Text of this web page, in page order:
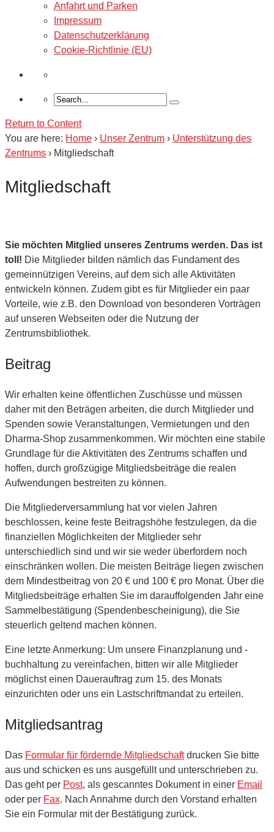
Anfahrt und Parken
Impressum
Datenschutzerklärung
Cookie-Richtlinie (EU)
Return to Content
You are here: Home › Unser Zentrum › Unterstützung des
Zentrums › Mitgliedschaft
Mitgliedschaft
Sie möchten Mitglied unseres Zentrums werden. Das ist
toll! Die Mitglieder bilden nämlich das Fundament des
gemeinnützigen Vereins, auf dem sich alle Aktivitäten
entwickeln können. Zudem gibt es für Mitglieder ein paar
Vorteile, wie z.B. den Download von besonderen Vorträgen
auf unseren Webseiten oder die Nutzung der
Zentrumsbibliothek.
Beitrag
Wir erhalten keine öffentlichen Zuschüsse und müssen
daher mit den Beträgen arbeiten, die durch Mitglieder und
Spenden sowie Veranstaltungen, Vermietungen und den
Dharma-Shop zusammenkommen. Wir möchten eine stabile
Grundlage für die Aktivitäten des Zentrums schaffen und
hoffen, durch großzügige Mitgliedsbeiträge die realen
Aufwendungen bestreiten zu können.
Die Mitgliederversammlung hat vor vielen Jahren
beschlossen, keine feste Beitragshöhe festzulegen, da die
finanziellen Möglichkeiten der Mitglieder sehr
unterschiedlich sind und wir sie weder überfordern noch
einschränken wollen. Die meisten Beiträge liegen zwischen
dem Mindestbeitrag von 20 € und 100 € pro Monat. Über die
Mitgliedsbeiträge erhalten Sie im darauffolgenden Jahr eine
Sammelbestätigung (Spendenbescheinigung), die Sie
steuerlich geltend machen können.
Eine letzte Anmerkung: Um unsere Finanzplanung und -
buchhaltung zu vereinfachen, bitten wir alle Mitglieder
möglichst einen Dauerauftrag zum 15. des Monats
einzurichten oder uns ein Lastschriftmandat zu erteilen.
Mitgliedsantrag
Das Formular für fördernde Mitgliedschaftdrucken Sie bitte
aus und schicken es uns ausgefüllt und unterschrieben zu.
Das geht per Post, als gescanntes Dokument in einer Email
oder per Fax. Nach Annahme durch den Vorstand erhalten
Sie ein Formular mit der Bestätigung zurück.